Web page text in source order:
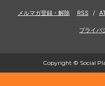
メルマガ登録・解除 RSS /
プライバ
Copyright © Social